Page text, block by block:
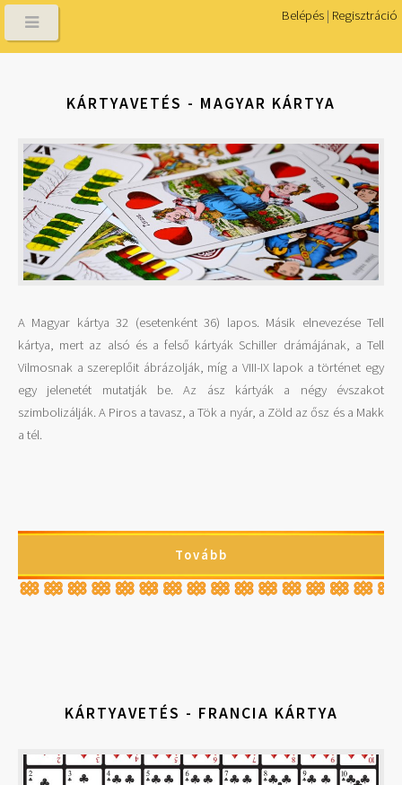
Belépés | Regisztráció
KÁRTYAVETÉS - MAGYAR KÁRTYA
A Magyar kártya 32 (esetenként 36) lapos. Másik elnevezése Tell
kártya, mert az alsó és a felső kártyák Schiller drámájának, a Tell
Vilmosnak a szereplőit ábrázolják, míg a VIII-IX lapok a történet egy
egy jelenetét mutatják be. Az ász kártyák a négy évszakot
szimbolizálják. A Piros a tavasz, a Tök a nyár, a Zöld az ősz és a Makk
a tél.
Tovább
KÁRTYAVETÉS - FRANCIA KÁRTYA